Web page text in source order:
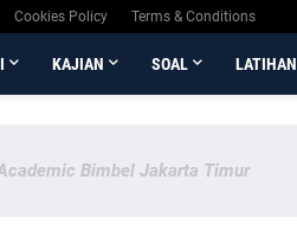
Cookies Policy Terms & Conditions
KAJIAN SOAL LATIHAN
Bimbel Jakarta Timur